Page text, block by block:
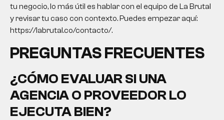
tu negocio, lo más útil es hablar con el equipo de La Brutal
y revisar tu caso con contexto. Puedes empezar aquí:
https://labrutal.co/contacto/.
PREGUNTAS FRECUENTES
¿CÓMO EVALUAR SI UNA
AGENCIA O PROVEEDOR LO
EJECUTA BIEN?